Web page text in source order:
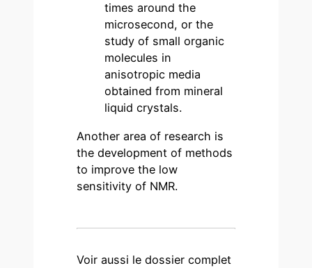
times around the
microsecond, or the
study of small organic
molecules in
anisotropic media
obtained from mineral
liquid crystals.
Another area of research is
the development of methods
to improve the low
sensitivity of NMR.
Voir aussi le dossier complet